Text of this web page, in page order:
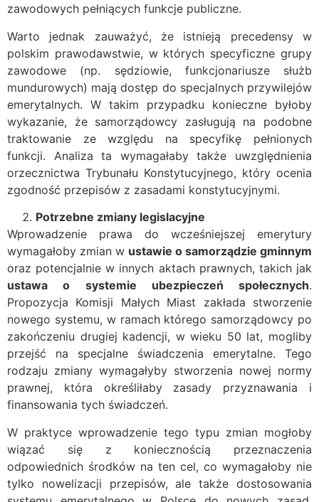
zawodowych pełniących funkcje publiczne.
Warto jednak zauważyć, że istnieją precedensy w
polskim prawodawstwie, w których specyficzne grupy
zawodowe (np. sędziowie, funkcjonariusze służb
mundurowych) mają dostęp do specjalnych przywilejów
emerytalnych. W takim przypadku konieczne byłoby
wykazanie, że samorządowcy zasługują na podobne
traktowanie ze względu na specyfikę pełnionych
funkcji. Analiza ta wymagałaby także uwzględnienia
orzecznictwa Trybunału Konstytucyjnego, który ocenia
zgodność przepisów z zasadami konstytucyjnymi.
Potrzebne zmiany legislacyjne
Wprowadzenie prawa do wcześniejszej emerytury
wymagałoby zmian w ustawie o samorządzie gminnym
oraz potencjalnie w innych aktach prawnych, takich jak
ustawa o systemie ubezpieczeń społecznych.
Propozycja Komisji Małych Miast zakłada stworzenie
nowego systemu, w ramach którego samorządowcy po
zakończeniu drugiej kadencji, w wieku 50 lat, mogliby
przejść na specjalne świadczenia emerytalne. Tego
rodzaju zmiany wymagałyby stworzenia nowej normy
prawnej, która określiłaby zasady przyznawania i
finansowania tych świadczeń.
W praktyce wprowadzenie tego typu zmian mogłoby
wiązać się z koniecznością przeznaczenia
odpowiednich środków na ten cel, co wymagałoby nie
tylko nowelizacji przepisów, ale także dostosowania